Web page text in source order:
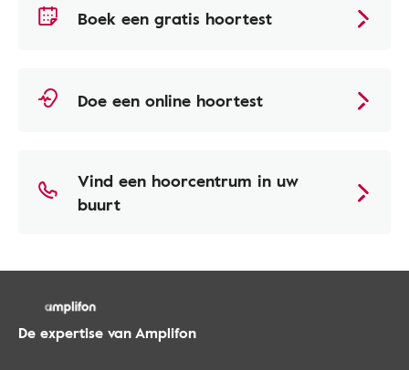
Boek een gratis hoortest
Doe een online hoortest
Vind een hoorcentrum in uw
buurt
De expertise van Amplifon